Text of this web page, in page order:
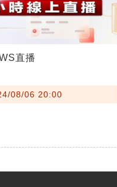
直播
08/06 20:00